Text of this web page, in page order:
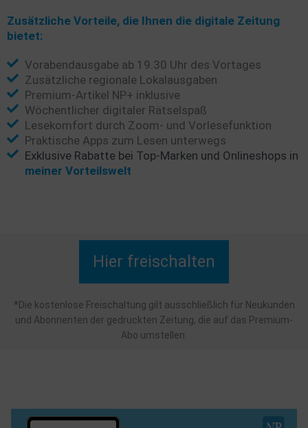
Zusätzliche Vorteile, die Ihnen die digitale Zeitung
bietet:
Vorabendausgabe ab 19.30 Uhr des Vortages
Zusätzliche regionale Lokalausgaben
Premium-Artikel NP+ inklusive
Wöchentlicher digitaler Rätselspaß
Lesekomfort durch Zoom- und Vorlesefunktion
Praktische Apps zum Lesen unterwegs
Exklusive Rabatte bei Top-Marken und Onlineshops in
meiner Vorteilswelt
Hier freischalten
*Die kostenlose Freischaltung gilt ausschließlich für Neukunden
und Abonnenten der gedruckten Zeitung, die auf das Premium-
Abo umstellen.